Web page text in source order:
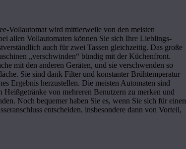
Vollautomat wird mittlerweile von den meisten
allen Vollautomaten können Sie sich Ihre Lieblings-
auch für zwei Tassen gleichzeitig. Das große
„verschwinden“ bündig mit der Küchenfront.
mit den anderen Geräten, und sie verschwenden so
Sie sind dank Filter und konstanter Brühtemperatur
Ergebnis herzustellen. Die meisten Automaten sind
von mehreren Benutzern zu merken und
Noch bequemer haben Sie es, wenn Sie sich für einen
entscheiden, insbesondere dann von Vorteil,